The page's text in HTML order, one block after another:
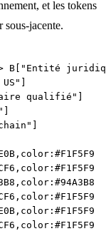
et les tokens
sous-jacente.
B["Entité
qualifié"]